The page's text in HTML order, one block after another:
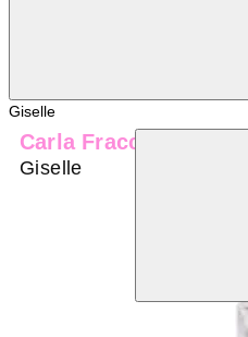
Giselle
Carla Fracci
Giselle